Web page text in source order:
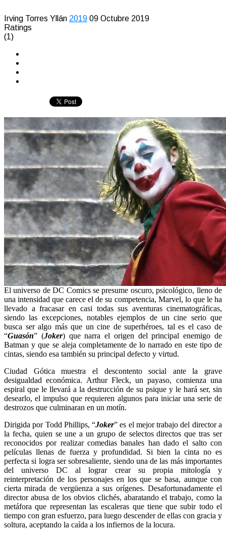
Irving Torres Yllán 2019 09 Octubre 2019
Ratings
(1)
El universo de DC Comics se presume oscuro, psicológico, lleno de
una intensidad que carece el de su competencia, Marvel, lo que le ha
llevado a fracasar en casi todas sus aventuras cinematográficas,
siendo las excepciones, notables ejemplos de un cine serio que
busca ser algo más que un cine de superhéroes, tal es el caso de
“Guasón” (Joker) que narra el origen del principal enemigo de
Batman y que se aleja completamente de lo narrado en este tipo de
cintas, siendo esa también su principal defecto y virtud.
Ciudad Gótica muestra el descontento social ante la grave
desigualdad económica. Arthur Fleck, un payaso, comienza una
espiral que le llevará a la destrucción de su psique y le hará ser, sin
desearlo, el impulso que requieren algunos para iniciar una serie de
destrozos que culminaran en un motín.
Dirigida por Todd Phillips, “Joker” es el mejor trabajo del director a
la fecha, quien se une a un grupo de selectos directos que tras ser
reconocidos por realizar comedias banales han dado el salto con
películas llenas de fuerza y profundidad. Si bien la cinta no es
perfecta si logra ser sobresaliente, siendo una de las más importantes
del universo DC al lograr crear su propia mitología y
reinterpretación de los personajes en los que se basa, aunque con
cierta mirada de vergüenza a sus orígenes. Desafortunadamente el
director abusa de los obvios clichés, abaratando el trabajo, como la
metáfora que representan las escaleras que tiene que subir todo el
tiempo con gran esfuerzo, para luego descender de ellas con gracia y
soltura, aceptando la caída a los infiernos de la locura.